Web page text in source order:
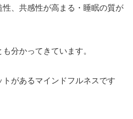
性、共感性が高まる・睡眠の質が
分かってきています。
があるマインドフルネスです